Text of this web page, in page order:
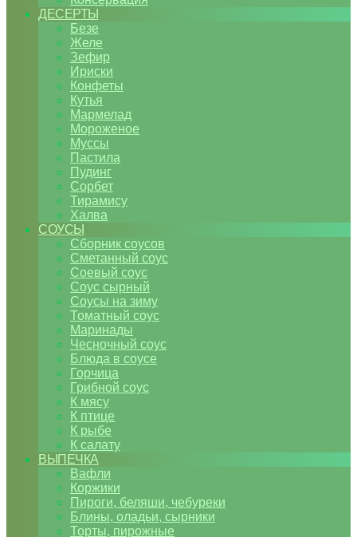
ДЕСЕРТЫ
Безе
Желе
Зефир
Ириски
Конфеты
Кутья
Мармелад
Мороженое
Муссы
Пастила
Пудинг
Сорбет
Тирамису
Халва
СОУСЫ
Сборник соусов
Сметанный соус
Соевый соус
Соус сырный
Соусы на зиму
Томатный соус
Маринады
Чесночный соус
Блюда в соусе
Горчица
Грибной соус
К мясу
К птице
К рыбе
К салату
ВЫПЕЧКА
Вафли
Коржики
Пироги, беляши, чебуреки
Блины, оладьи, сырники
Торты, пирожные